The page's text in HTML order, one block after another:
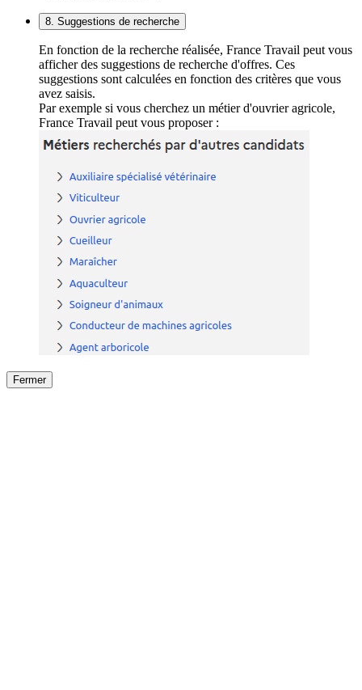
8. Suggestions de recherche
En fonction de la recherche réalisée, France Travail peut vous
afficher des suggestions de recherche d'offres. Ces
suggestions sont calculées en fonction des critères que vous
avez saisis.
Par exemple si vous cherchez un métier d'ouvrier agricole,
France Travail peut vous proposer :
Fermer